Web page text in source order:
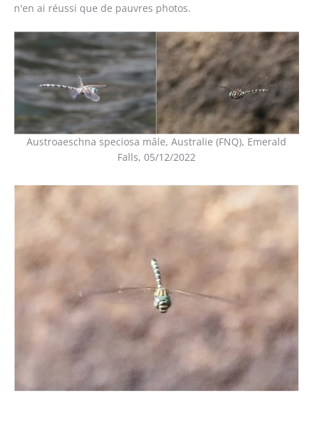
n'en ai réussi que de pauvres photos.
Austroaeschna speciosa mâle, Australie (FNQ), Emerald
Falls, 05/12/2022